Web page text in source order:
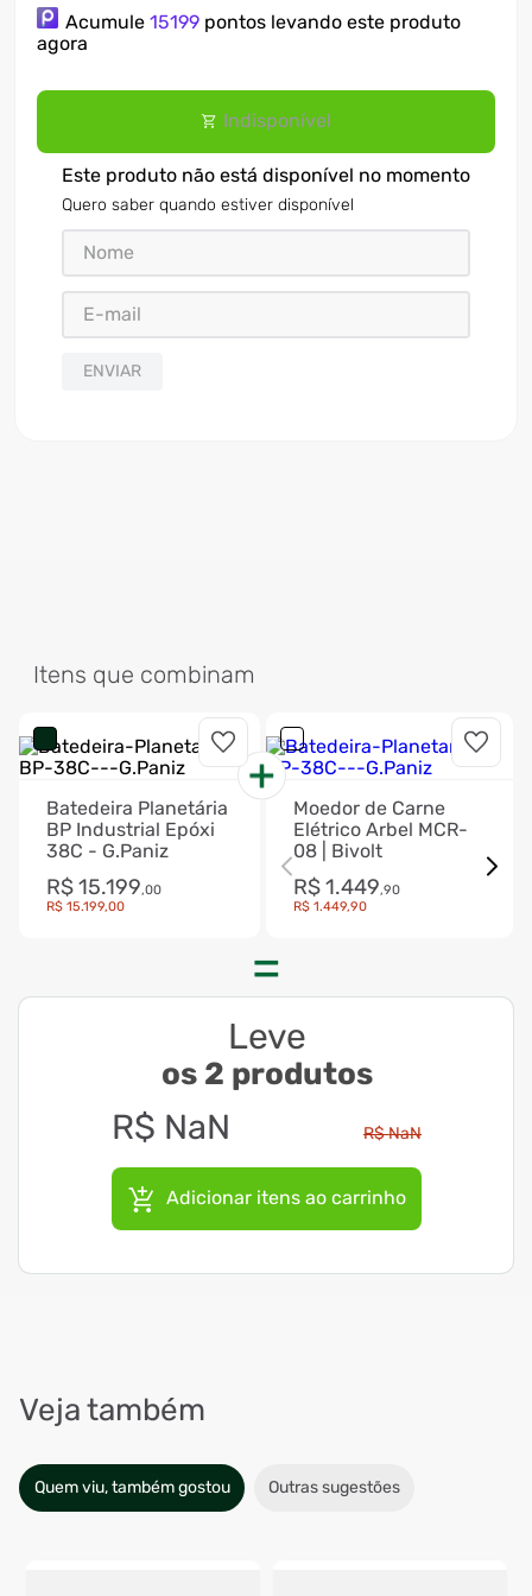
Acumule 15199 pontos levando este produto
agora
Indisponível
Este produto não está disponível no momento
Quero saber quando estiver disponível
ENVIAR
Itens que combinam
Batedeira Planetária
BP Industrial Epóxi
38C - G.Paniz
R$15.199,00
R$ 15.199,00
Moedor de Carne
Elétrico Arbel MCR-
08 | Bivolt
R$1.449,90
R$ 1.449,90
Leve
os 2 produtos
R$ NaN R$NaN
Adicionar itens ao carrinho
Veja também
Quem viu, também gostou Outras sugestões
7º
10º climatizador